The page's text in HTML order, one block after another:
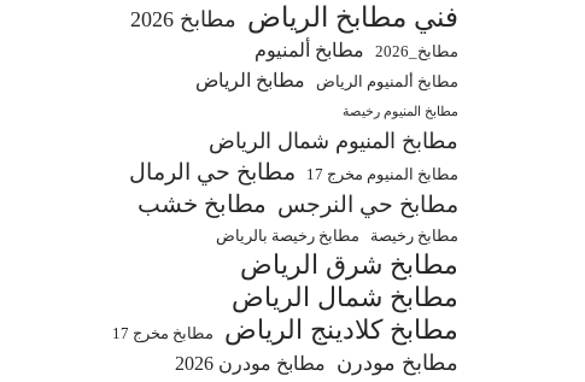
فني مطابخ الرياض مطابخ 2026
مطابخ_2026 مطابخ ألمنيوم
مطابخ ألمنيوم الرياض مطابخ الرياض
مطابخ المنيوم رخيصة
مطابخ المنيوم شمال الرياض
مطابخ المنيوم مخرج 17
مطابخ حي الرمال
مطابخ حي النرجس مطابخ خشب
مطابخ رخيصة مطابخ رخيصة بالرياض
مطابخ شرق الرياض
مطابخ شمال الرياض
مطابخ كلادينج الرياض
مطابخ مخرج 17
مطابخ مودرن مطابخ مودرن 2026